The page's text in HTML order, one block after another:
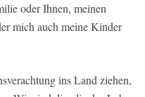
oder Ihnen, meinen
mich auch meine Kinder
ins Land ziehen,